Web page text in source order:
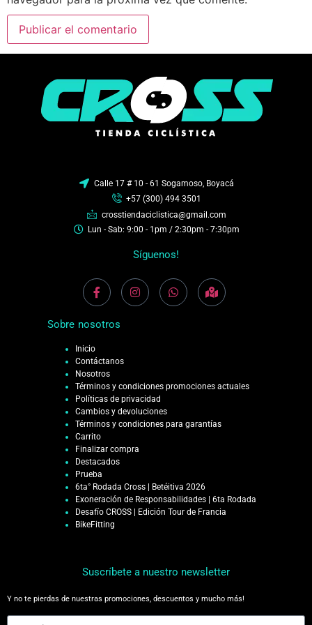
Calle 17 # 10 - 61 Sogamoso, Boyacá
+57 (300) 494 3501
crosstiendaciclistica@gmail.com
Lun - Sab: 9:00 - 1pm / 2:30pm - 7:30pm
Síguenos!
Sobre nosotros
Inicio
Contáctanos
Nosotros
Términos y condiciones promociones actuales
Políticas de privacidad
Cambios y devoluciones
Términos y condiciones para garantías
Carrito
Finalizar compra
Destacados
Prueba
6ta° Rodada Cross | Betéitiva 2026
Exoneración de Responsabilidades | 6ta Rodada
Desafío CROSS | Edición Tour de Francia
BikeFitting
Suscríbete a nuestro newsletter
Y no te pierdas de nuestras promociones, descuentos y mucho más!